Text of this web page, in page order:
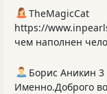
TheMagicCat
https://
чем наполнен
Борис Аникин 3
Именно.Доброго